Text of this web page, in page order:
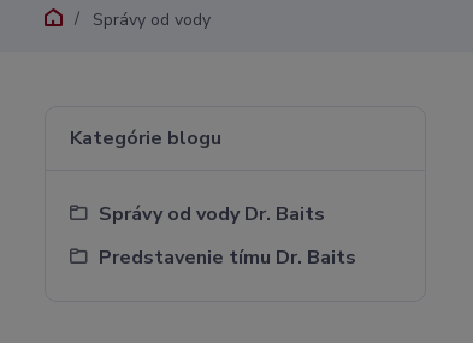
Správy od vody
Kategórie blogu
Správy od vody Dr. Baits
Predstavenie tímu Dr. Baits